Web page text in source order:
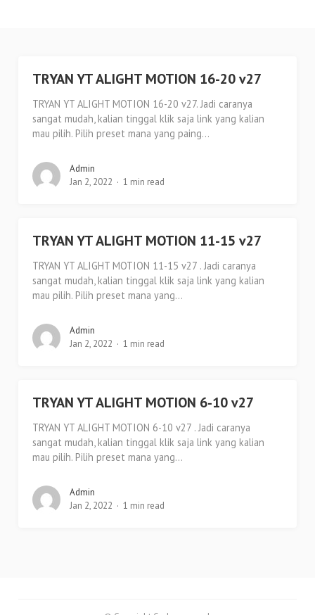
TRYAN YT ALIGHT MOTION 16-20 v27
TRYAN YT ALIGHT MOTION 16-20 v27. Jadi caranya
sangat mudah, kalian tinggal klik saja link yang kalian
mau pilih. Pilih preset mana yang paing...
Admin
Jan 2, 2022
1 min read
TRYAN YT ALIGHT MOTION 11-15 v27
TRYAN YT ALIGHT MOTION 11-15 v27 . Jadi caranya
sangat mudah, kalian tinggal klik saja link yang kalian
mau pilih. Pilih preset mana yang...
Admin
Jan 2, 2022
1 min read
TRYAN YT ALIGHT MOTION 6-10 v27
TRYAN YT ALIGHT MOTION 6-10 v27 . Jadi caranya
sangat mudah, kalian tinggal klik saja link yang kalian
mau pilih. Pilih preset mana yang...
Admin
Jan 2, 2022
1 min read